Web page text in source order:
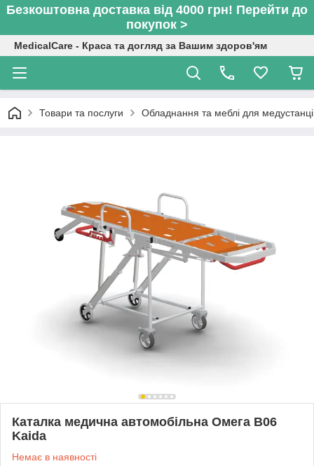
Безкоштовна доставка від 4000 грн! Перейти до
покупок >
MedicalCare - Краса та догляд за Вашим здоров'ям
Товари та послуги Обладнання та меблі для
Каталка медична автомобільна Омега В06
Kaida
Немає в наявності